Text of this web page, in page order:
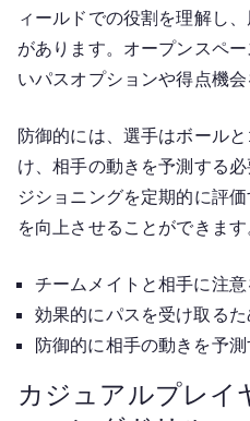
ィールドでの役割を理解し
があります。オープンスペ
いパスオプションや得点機会
防御的には、選手はボール
け、相手の動きを予測する
ジショニングを定期的に評
を向上させることができます
チームメイトと相手に注意
効果的にパスを受け取るた
防御的に相手の動きを予測
カジュアルプレイ